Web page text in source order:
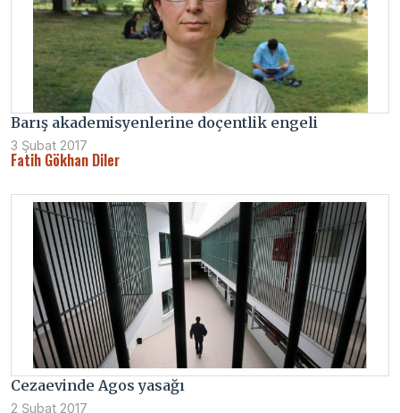
Barış akademisyenlerine doçentlik engeli
3 Şubat 2017
Fatih Gökhan Diler
Cezaevinde Agos yasağı
2 Şubat 2017